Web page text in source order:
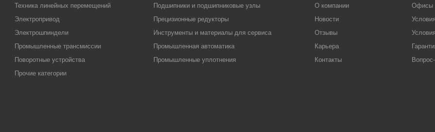
Техника линейных перемещений
Подшипники и подшипниковые узлы
Электропривод
Прецизионные редукторы
Электрошпиндели
Инструменты и материалы для сервиса
Промышленные трансмиссии
Промышленная автоматика
Поворотные устройства
Промышленные уплотнения
Прочие категории
О компании
Новости
Отзывы
Карьера
Контакты
Офисы